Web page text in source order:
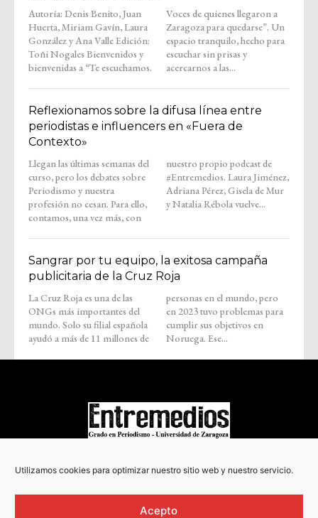
Utilizamos cookies para optimizar nuestro sitio web y nuestro servicio.
Acepto
Autoría: Denis Benito, Juan
Huerta, Miriam Gavín, Laura
González y Ana Valle Edición:
Toñi Nogales Bienvenidos y
bienvenidas a “Te escuchamos.
Voces de quienes llegaron a
Zaragoza para quedarse”. Un
espacio tranquilo, hecho para
escuchar sin prisas y
acercarnos a las...
Reflexionamos sobre la difusa línea entre
periodistas e influencers en «Fuera de
Contexto»
Llegan las últimas semanas del
curso, pero los debates sobre
Periodismo y nuestra
profesión no cesan. Para ello,
contamos, una vez más, con
nuestro propio podcast de
#Entremedios. Laura Jiménez,
Adriana Pérez, Gisela de Mur
y Natalia Rébola vuelve...
Sangrar por tu equipo, la exitosa campaña
publicitaria de la Cruz Roja
La Cruz Roja es una de las
ONGs más importantes del
mundo. Solo su filial española
ayudó a más de 11 millones de
personas en el mundo, pero
en 2023 tuvo problemas para
cumplir sus objetivos en
Noruega. Ese...